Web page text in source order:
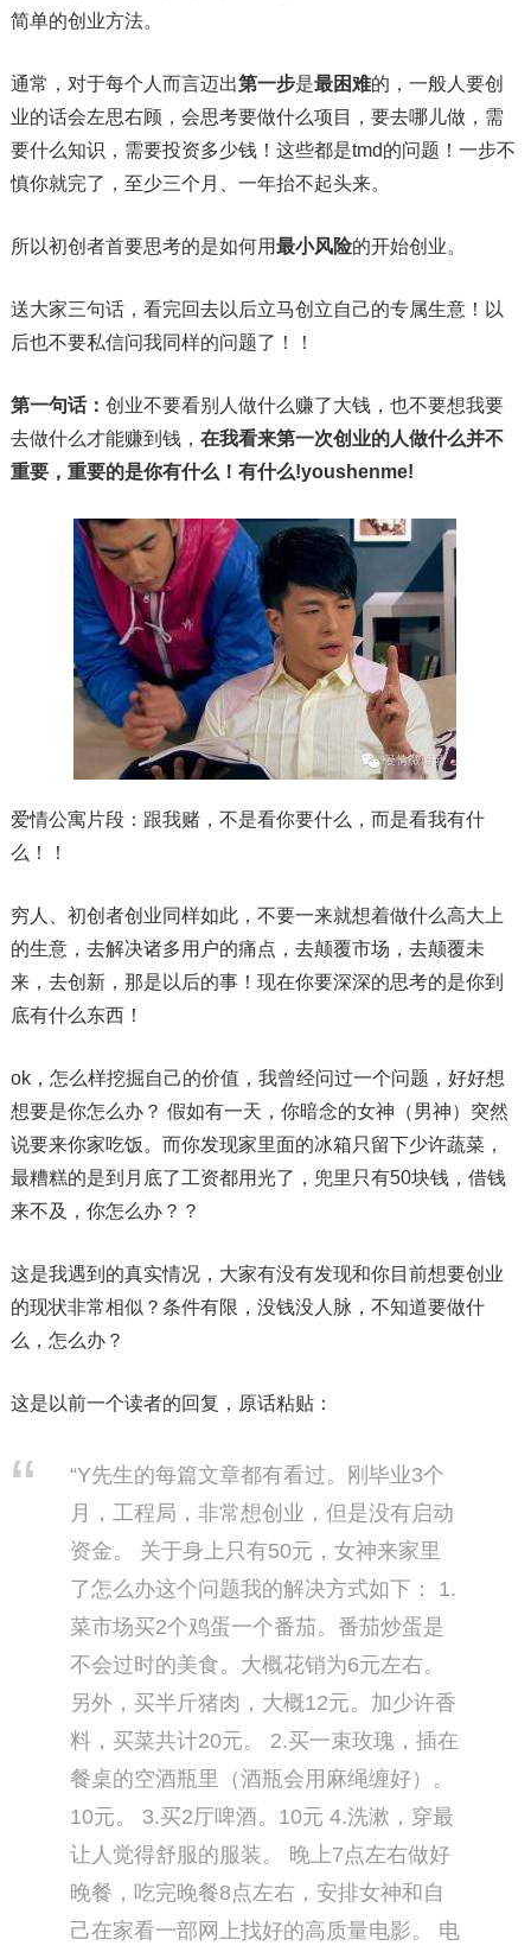
简单的创业方法。
通常，对于每个人而言迈出第一步是最困难的，一般人要创
业的话会左思右顾，会思考要做什么项目，要去哪儿做，需
要什么知识，需要投资多少钱！这些都是tmd的问题！一步不
慎你就完了，至少三个月、一年抬不起头来。
所以初创者首要思考的是如何用最小风险的开始创业。
送大家三句话，看完回去以后立马创立自己的专属生意！以
后也不要私信问我同样的问题了！！
第一句话： 创业不要看别人做什么赚了大钱，也不要想我要
去做什么才能赚到钱， 在我看来第一次创业的人做什么并不
重要，重要的是你有什么！有什么!youshenme!
爱情公寓片段：跟我赌，不是看你要什么，而是看我有什
么！！
穷人、初创者创业同样如此，不要一来就想着做什么高大上
的生意，去解决诸多用户的痛点，去颠覆市场，去颠覆未
来，去创新，那是以后的事！现在你要深深的思考的是你到
底有什么东西！
ok，怎么样挖掘自己的价值，我曾经问过一个问题，好好想
想要是你怎么办？ 假如有一天，你暗念的女神（男神）突然
说要来你家吃饭。而你发现家里面的冰箱只留下少许蔬菜，
最糟糕的是到月底了工资都用光了，兜里只有50块钱，借钱
来不及，你怎么办？？
这是我遇到的真实情况，大家有没有发现和你目前想要创业
的现状非常相似？条件有限，没钱没人脉，不知道要做什
么，怎么办？
这是以前一个读者的回复，原话粘贴：
“Y先生的每篇文章都有看过。刚毕业3个
月，工程局，非常想创业，但是没有启动
资金。 关于身上只有50元，女神来家里
了怎么办这个问题我的解决方式如下： 1.
菜市场买2个鸡蛋一个番茄。番茄炒蛋是
不会过时的美食。大概花销为6元左右。
另外，买半斤猪肉，大概12元。加少许香
料，买菜共计20元。 2.买一束玫瑰，插在
餐桌的空酒瓶里（酒瓶会用麻绳缠好）。
10元。 3.买2厅啤酒。10元 4.洗漱，穿最
让人觉得舒服的服装。 晚上7点左右做好
晚餐，吃完晚餐8点左右，安排女神和自
己在家看一部网上找好的高质量电影。 电